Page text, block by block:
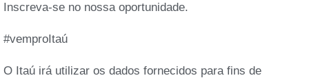
Inscreva-se no nossa oportunidade.
#vemproItaú
O Itaú irá utilizar os dados fornecidos para fins de